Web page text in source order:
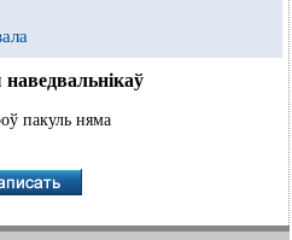
пакуль няма